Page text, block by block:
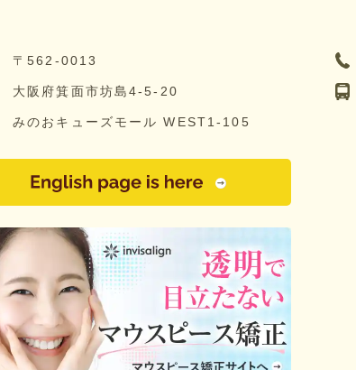
〒562-0013
大阪府箕面市坊島4-5-20
みのおキューズモール WEST1-105